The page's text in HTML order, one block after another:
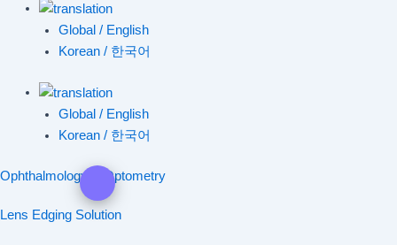
Global / English
Korean / 한국어
Global / English
Korean / 한국어
Ophthalmology & Optometry
Lens Edging Solution